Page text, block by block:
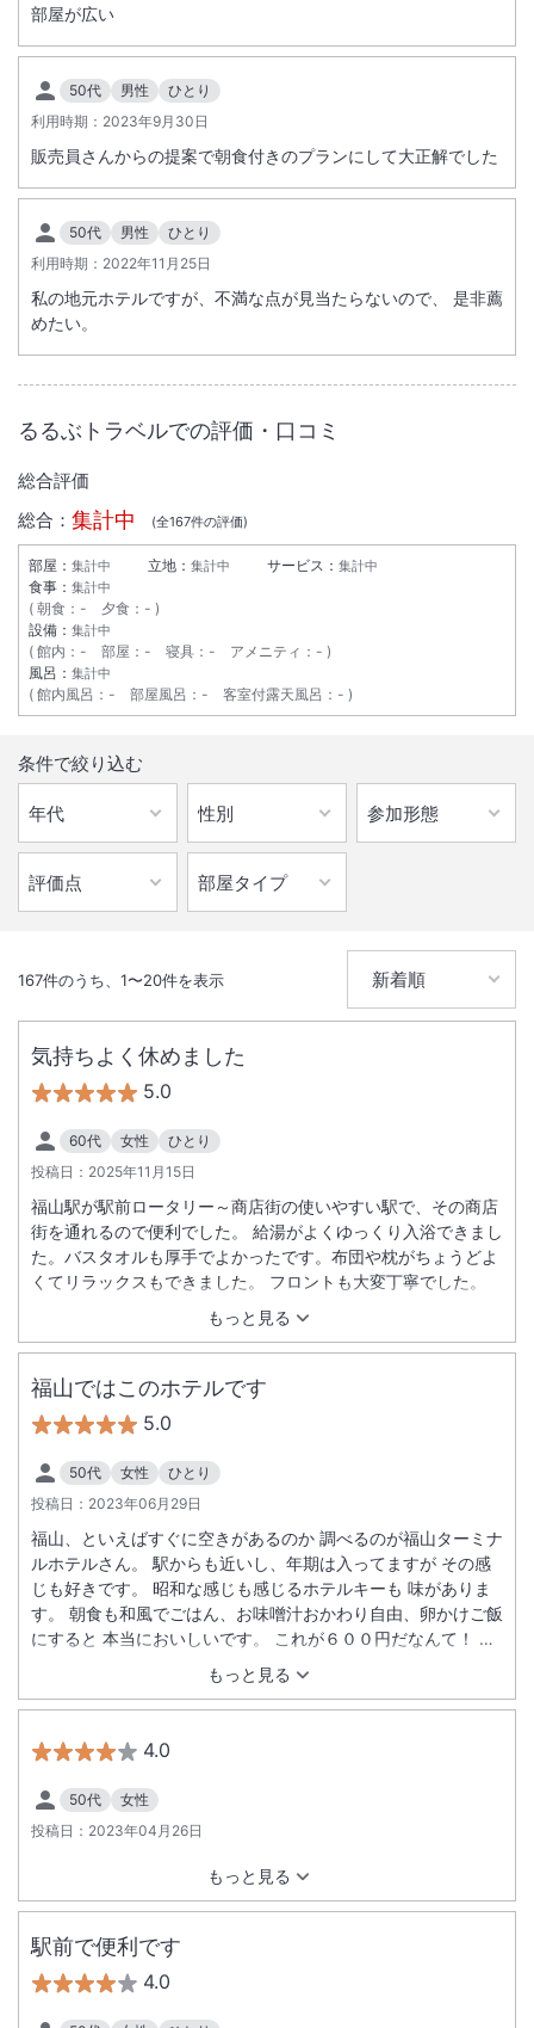
部屋が広い
50代 男性
ひとり
利用時期： 2023年9月30日
販売員さんからの提案で朝食付きのプランにして大正解でした
50代 男性
ひとり
利用時期： 2022年11月25日
私の地元ホテルですが、不満な点が見当たらないので、 是非薦
めたい。
るるぶトラベルでの評価・口コミ
総合評価
総合： 集計中 (全167件の評価)
部屋： 集計中 立地： 集計中 サービス： 集計中
食事： 集計中
朝食 ： - 夕食 ： -
設備： 集計中
館内 ： - 部屋 ： - 寝具 ： - アメニティ ： -
風呂： 集計中
館内風呂 ： - 部屋風呂 ： - 客室付露天風呂 ： -
条件で絞り込む
167件のうち、 1〜20件を表示
気持ちよく休めました
5.0
60代 女性
ひとり
投稿日： 2025年11月15日
もっと見る
福山駅が駅前ロータリー～商店街の使いやすい駅で、その商店
街を通れるので便利でした。 給湯がよくゆっくり入浴できまし
た。バスタオルも厚手でよかったです。布団や枕がちょうどよ
くてリラックスもできました。 フロントも大変丁寧でした。
福山ではこのホテルです
5.0
50代 女性
ひとり
投稿日： 2023年06月29日
もっと見る
福山、といえばすぐに空きがあるのか 調べるのが福山ターミナ
ルホテルさん。 駅からも近いし、年期は入ってますが その感
じも好きです。 昭和な感じも感じるホテルキーも 味がありま
す。 朝食も和風でごはん、お味噌汁おかわり自由、卵かけご飯
にすると 本当においしいです。 これが６００円だなんて！ 朝
食の時間には、ねこちゃんがホテルの外にやってきてごはんを
もらえるのを待っています。 いつもねこちゃんに会えるのが
楽しみな福山ターミナルホテルさん、 また福山での宿泊の際に
は お世話になりたいと思います。
4.0
50代
女性
投稿日： 2023年04月26日
もっと見る
駅前で便利です
4.0